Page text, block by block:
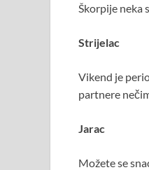
Škorpije neka
Strijelac
Vikend je
partnere
Jarac
Možete se